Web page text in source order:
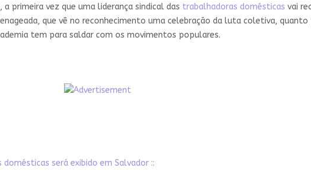
primeira vez que uma liderança sindical das trabalhadoras domésticas vai
que vê no reconhecimento uma celebração da luta coletiva, quanto
tem para saldar com os movimentos populares.
será exibido em Salvador ::